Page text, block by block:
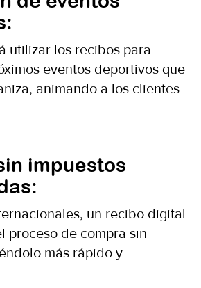
utilizar los recibos para
eventos deportivos que
animando a los clientes
impuestos
un recibo digital
proceso de compra sin
más rápido y